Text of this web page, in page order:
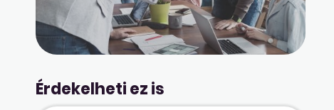
Érdekelheti ez is